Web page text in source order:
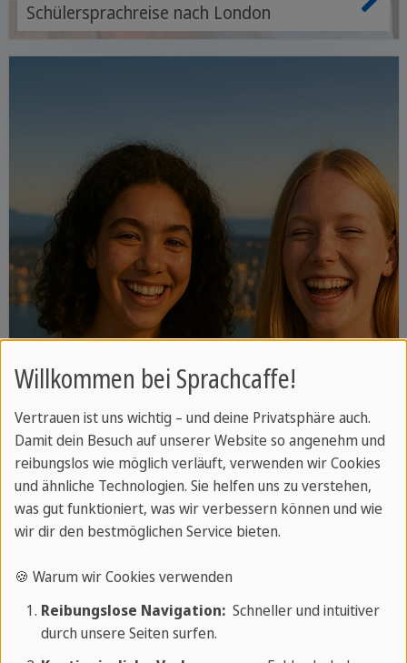
Schülersprachreise nach London
KANADA
Vancouver für Schüler
Plane jetzt deine nächste
Schülersprachreise nach Vancouver
Willkommen bei Sprachcaffe!
Vertrauen ist uns wichtig – und deine Privatsphäre auch.
Damit dein Besuch auf unserer Website so angenehm und
reibungslos wie möglich verläuft, verwenden wir Cookies
und ähnliche Technologien. Sie helfen uns zu verstehen,
was gut funktioniert, was wir verbessern können und wie
wir dir den bestmöglichen Service bieten.
🍪 Warum wir Cookies verwenden
Reibungslose Navigation:Schneller und intuitiver
durch unsere Seiten surfen.